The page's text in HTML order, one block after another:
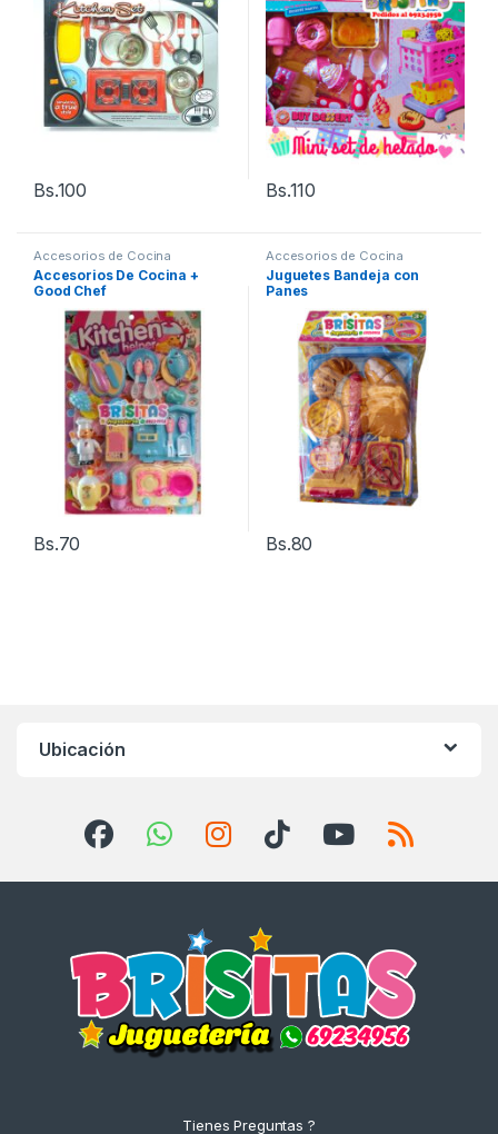
Bs.100 Bs.110
Accesorios de Cocina
Accesorios De Cocina +
Good Chef
Bs.70
Accesorios de Cocina
Juguetes Bandeja con
Panes
Bs.80
Ubicación
Tienes Preguntas ?